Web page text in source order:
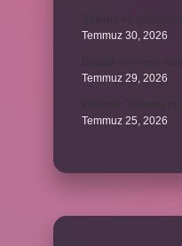
Temmuz 30, 2026
Temmuz 29, 2026
Temmuz 25, 2026